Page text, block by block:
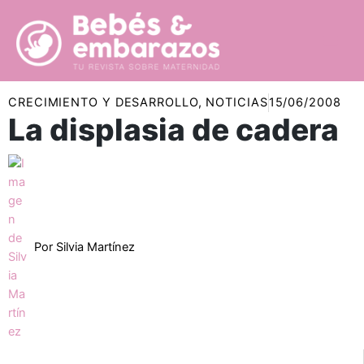
contenido
CRECIMIENTO Y DESARROLLO, NOTICIAS15/06/2008
La displasia de cadera
Por Silvia Martínez